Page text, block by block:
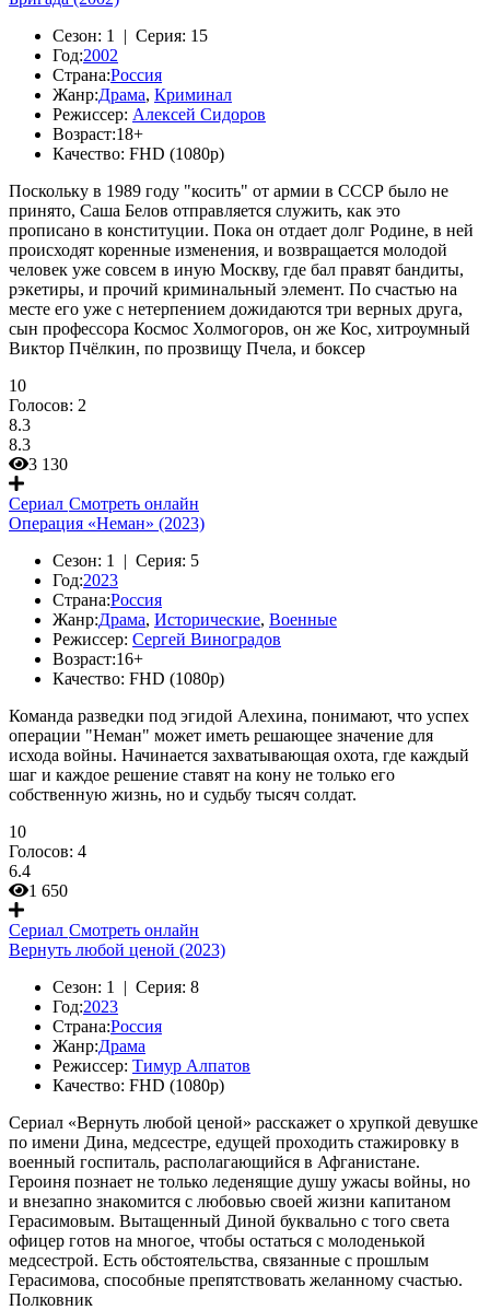
Сезон: 1 | Серия: 15
Год:2002
Страна:Россия
Жанр:Драма, Криминал
Режиссер: Алексей Сидоров
Возраст:18+
Качество: FHD (1080p)
Поскольку в 1989 году "косить" от армии в СССР было не
принято, Саша Белов отправляется служить, как это
прописано в конституции. Пока он отдает долг Родине, в ней
происходят коренные изменения, и возвращается молодой
человек уже совсем в иную Москву, где бал правят бандиты,
рэкетиры, и прочий криминальный элемент. По счастью на
месте его уже с нетерпением дожидаются три верных друга,
сын профессора Космос Холмогоров, он же Кос, хитроумный
Виктор Пчёлкин, по прозвищу Пчела, и боксер
10
Голосов: 2
8.3
8.3
3 130
Сериал Смотреть онлайн
Операция «Неман» (2023)
Сезон: 1 | Серия: 5
Год:2023
Страна:Россия
Жанр:Драма, Исторические, Военные
Режиссер: Сергей Виноградов
Возраст:16+
Качество: FHD (1080p)
Команда разведки под эгидой Алехина, понимают, что успех
операции "Неман" может иметь решающее значение для
исхода войны. Начинается захватывающая охота, где каждый
шаг и каждое решение ставят на кону не только его
собственную жизнь, но и судьбу тысяч солдат.
10
Голосов: 4
6.4
1 650
Сериал Смотреть онлайн
Вернуть любой ценой (2023)
Сезон: 1 | Серия: 8
Год:2023
Страна:Россия
Жанр:Драма
Режиссер: Тимур Алпатов
Качество: FHD (1080p)
Сериал «Вернуть любой ценой» расскажет о хрупкой девушке
по имени Дина, медсестре, едущей проходить стажировку в
военный госпиталь, располагающийся в Афганистане.
Героиня познает не только леденящие душу ужасы войны, но
и внезапно знакомится с любовью своей жизни капитаном
Герасимовым. Вытащенный Диной буквально с того света
офицер готов на многое, чтобы остаться с молоденькой
медсестрой. Есть обстоятельства, связанные с прошлым
Герасимова, способные препятствовать желанному счастью.
Полковник